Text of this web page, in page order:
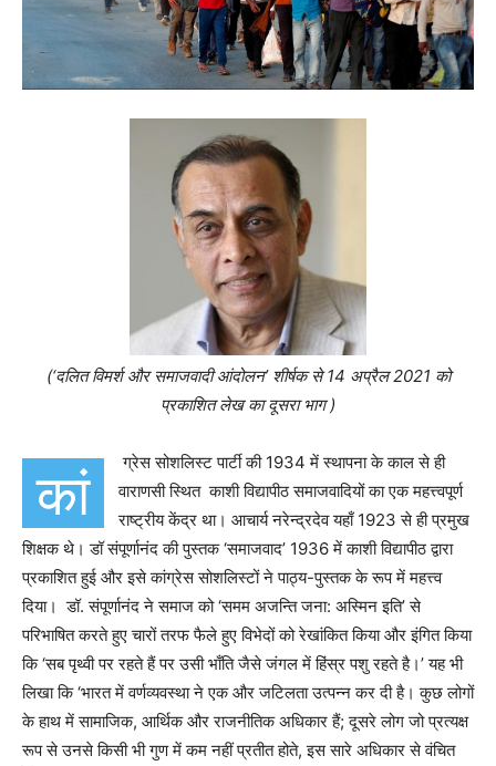
(‘दलित विमर्श और समाजवादी आंदोलन’ शीर्षक से 14 अप्रैल 2021 को
प्रकाशित लेख का दूसरा भाग )
कां
ग्रेस सोशलिस्ट पार्टी की 1934 में स्थापना के काल से ही
वाराणसी स्थित काशी विद्यापीठ समाजवादियों का एक महत्त्वपूर्ण
राष्ट्रीय केंद्र था। आचार्य नरेन्द्रदेव यहाँ 1923 से ही प्रमुख
शिक्षक थे। डॉ संपूर्णानंद की पुस्तक ‘समाजवाद’ 1936 में काशी विद्यापीठ द्वारा
प्रकाशित हुई और इसे कांग्रेस सोशलिस्टों ने पाठ्य-पुस्तक के रूप में महत्त्व
दिया। डॉ. संपूर्णानंद ने समाज को ‘समम अजन्ति जना: अस्मिन इति’ से
परिभाषित करते हुए चारों तरफ फैले हुए विभेदों को रेखांकित किया और इंगित किया
कि ‘सब पृथ्वी पर रहते हैं पर उसी भाँति जैसे जंगल में हिंस्र पशु रहते है।’ यह भी
लिखा कि ‘भारत में वर्णव्यवस्था ने एक और जटिलता उत्पन्न कर दी है। कुछ लोगों
के हाथ में सामाजिक, आर्थिक और राजनीतिक अधिकार हैं; दूसरे लोग जो प्रत्यक्ष
रूप से उनसे किसी भी गुण में कम नहीं प्रतीत होते, इस सारे अधिकार से वंचित